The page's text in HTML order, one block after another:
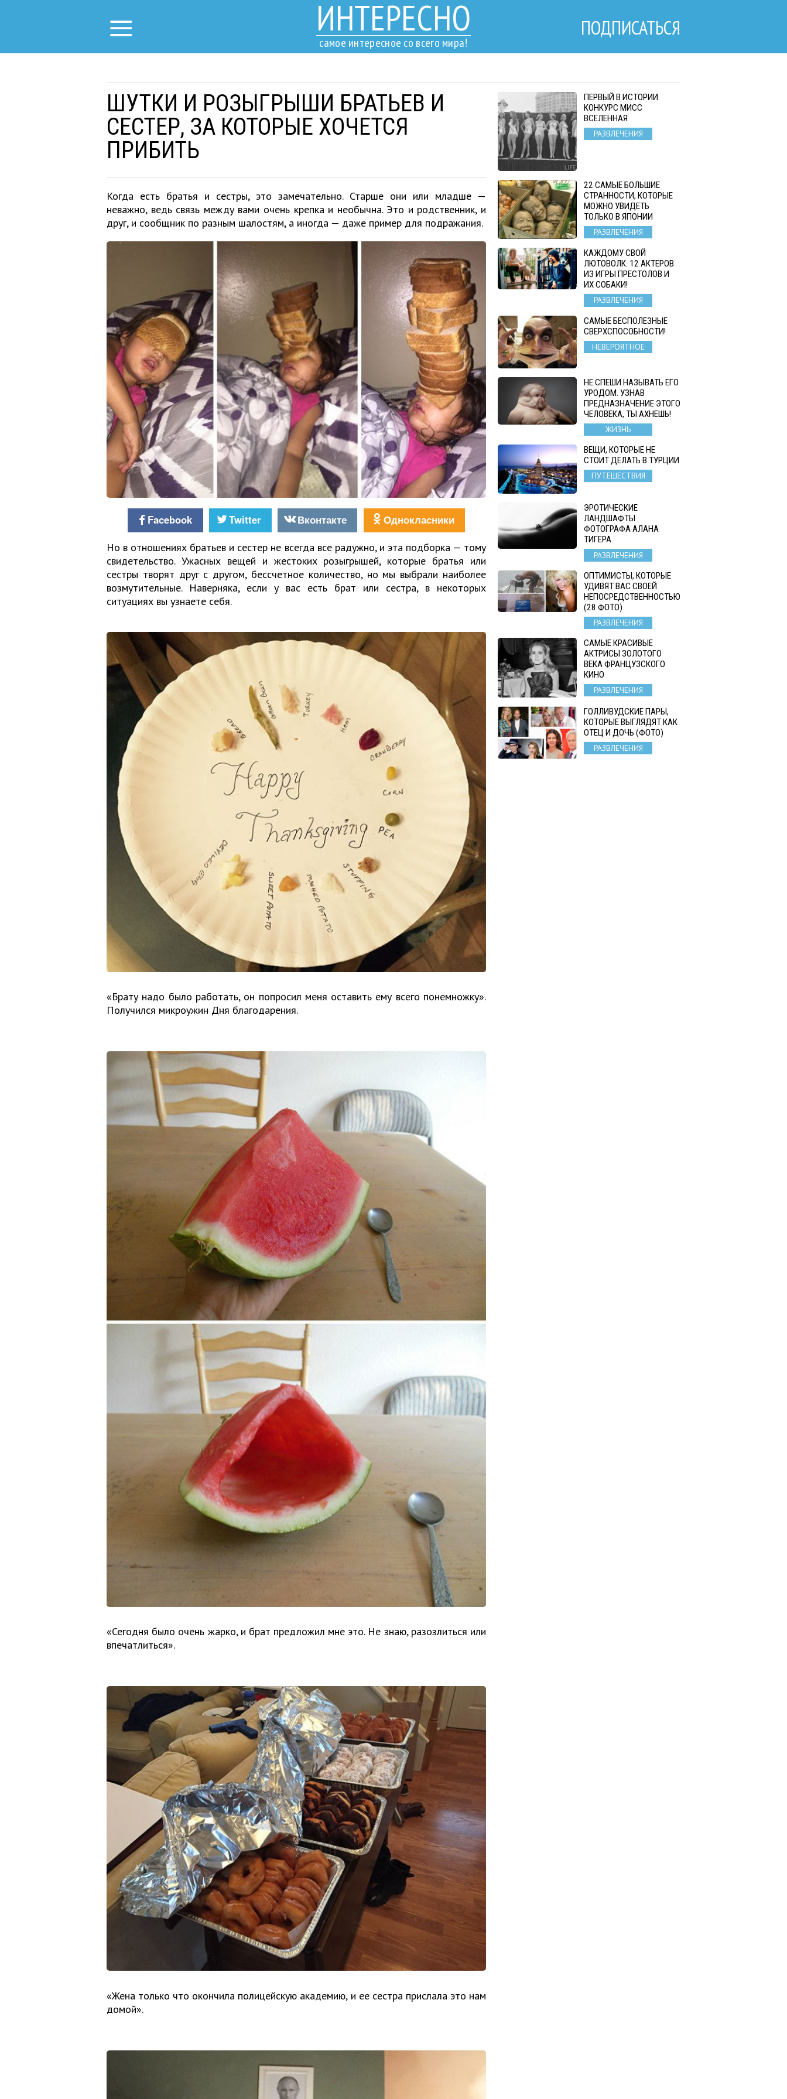
ИНТЕРЕСНО
самое интересное со всего мира!
ПОДПИСАТЬСЯ
ШУТКИ И РОЗЫГРЫШИ БРАТЬЕВ И
СЕСТЕР, ЗА КОТОРЫЕ ХОЧЕТСЯ
ПРИБИТЬ
Когда есть братья и сестры, это замечательно. Старше они или младше —
неважно, ведь связь между вами очень крепка и необычна. Это и родственник, и
друг, и сообщник по разным шалостям, а иногда — даже пример для подражания.
Facebook Twitter Вконтакте Однокласники
Но в отношениях братьев и сестер не всегда все радужно, и эта подборка — тому
свидетельство. Ужасных вещей и жестоких розыгрышей, которые братья или
сестры творят друг с другом, бессчетное количество, но мы выбрали наиболее
возмутительные. Наверняка, если у вас есть брат или сестра, в некоторых
ситуациях вы узнаете себя.
«Брату надо было работать, он попросил меня оставить ему всего понемножку».
Получился микроужин Дня благодарения.
«Сегодня было очень жарко, и брат предложил мне это. Не знаю, разозлиться или
впечатлиться».
«Жена только что окончила полицейскую академию, и ее сестра прислала это нам
домой».
ПЕРВЫЙ В ИСТОРИИ
КОНКУРС МИСС
ВСЕЛЕННАЯ
РАЗВЛЕЧЕНИЯ
22 САМЫЕ БОЛЬШИЕ
СТРАННОСТИ, КОТОРЫЕ
МОЖНО УВИДЕТЬ
ТОЛЬКО В ЯПОНИИ
РАЗВЛЕЧЕНИЯ
КАЖДОМУ СВОЙ
ЛЮТОВОЛК: 12 АКТЕРОВ
ИЗ ИГРЫ ПРЕСТОЛОВ И
ИХ СОБАКИ!
РАЗВЛЕЧЕНИЯ
САМЫЕ БЕСПОЛЕЗНЫЕ
СВЕРХСПОСОБНОСТИ!
НЕВЕРОЯТНОЕ
НЕ СПЕШИ НАЗЫВАТЬ ЕГО
УРОДОМ. УЗНАВ
ПРЕДНАЗНАЧЕНИЕ ЭТОГО
ЧЕЛОВЕКА, ТЫ АХНЕШЬ!
ЖИЗНЬ
ВЕЩИ, КОТОРЫЕ НЕ
СТОИТ ДЕЛАТЬ В ТУРЦИИ
ПУТЕШЕСТВИЯ
ЭРОТИЧЕСКИЕ
ЛАНДШАФТЫ
ФОТОГРАФА АЛАНА
ТИГЕРА
РАЗВЛЕЧЕНИЯ
ОПТИМИСТЫ, КОТОРЫЕ
УДИВЯТ ВАС СВОЕЙ
НЕПОСРЕДСТВЕННОСТЬЮ
(28 ФОТО)
РАЗВЛЕЧЕНИЯ
САМЫЕ КРАСИВЫЕ
АКТРИСЫ ЗОЛОТОГО
ВЕКА ФРАНЦУЗСКОГО
КИНО
РАЗВЛЕЧЕНИЯ
ГОЛЛИВУДСКИЕ ПАРЫ,
КОТОРЫЕ ВЫГЛЯДЯТ КАК
ОТЕЦ И ДОЧЬ (ФОТО)
РАЗВЛЕЧЕНИЯ